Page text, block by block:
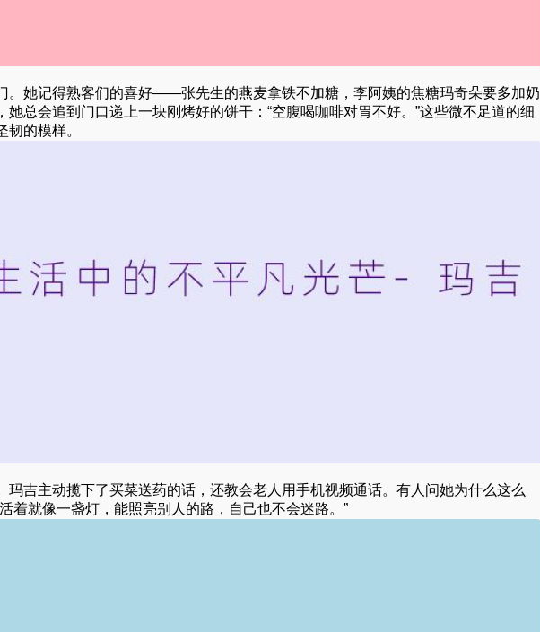
。她记得熟客们的喜好——张先生的燕麦拿铁不加糖，李阿姨的焦糖玛奇朵要多加奶
总会追到门口递上一块刚烤好的饼干：“空腹喝咖啡对胃不好。”这些微不足道的细
的模样。
吉主动揽下了买菜送药的话，还教会老人用手机视频通话。有人问她为什么这么
着就像一盏灯，能照亮别人的路，自己也不会迷路。”